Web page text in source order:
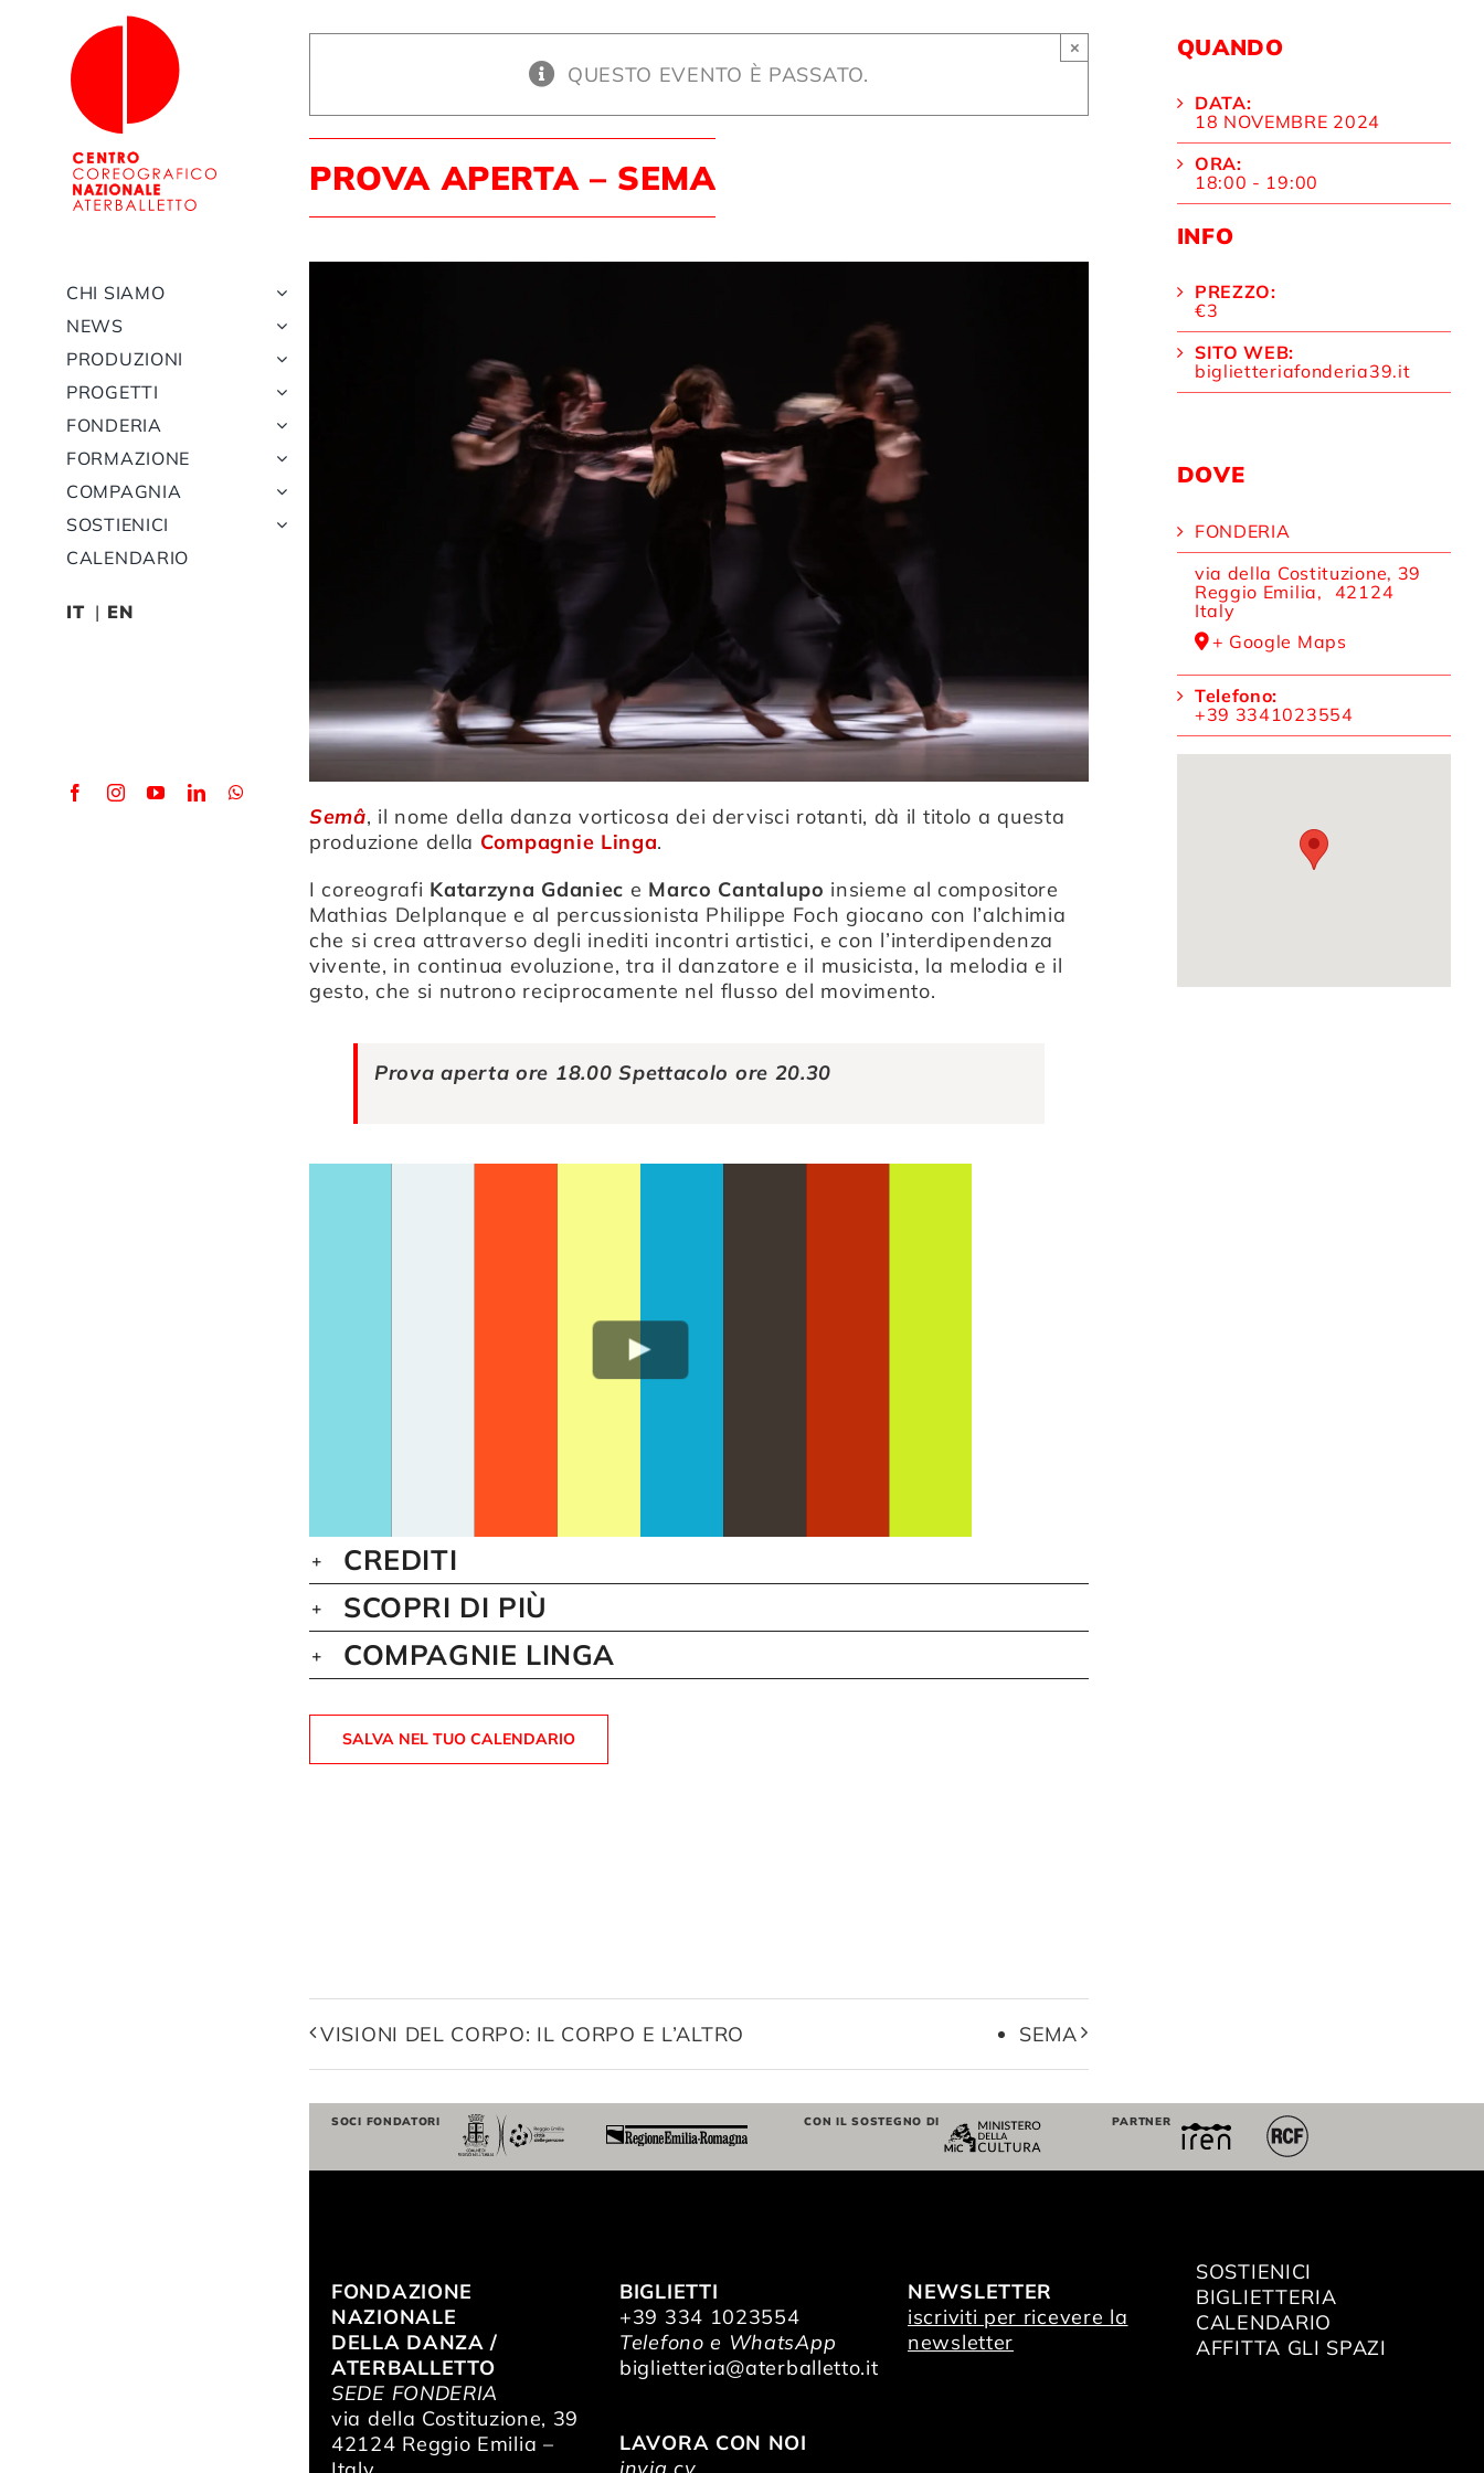
contenuto
CHI SIAMO
NEWS
PRODUZIONI
PROGETTI
FONDERIA
FORMAZIONE
COMPAGNIA
SOSTIENICI
CALENDARIO
IT EN
QUESTO EVENTO È PASSATO.
×
PROVA APERTA – SEMA
Semâ, il nome della danza vorticosa dei dervisci rotanti, dà il titolo a questa
produzione della Compagnie Linga.
I coreografi Katarzyna Gdaniec e Marco Cantalupo insieme al compositore
Mathias Delplanque e al percussionista Philippe Foch giocano con l’alchimia
che si crea attraverso degli inediti incontri artistici, e con l’interdipendenza
vivente, in continua evoluzione, tra il danzatore e il musicista, la melodia e il
gesto, che si nutrono reciprocamente nel flusso del movimento.
Prova aperta ore 18.00 Spettacolo ore 20.30
CREDITI
SCOPRI DI PIÙ
COMPAGNIE LINGA
SALVA NEL TUO CALENDARIO
VISIONI DEL CORPO: IL CORPO E L’ALTRO SEMA
QUANDO
DATA:
18 NOVEMBRE 2024
ORA:
18:00 - 19:00
INFO
PREZZO:
€3
SITO WEB:
biglietteriafonderia39.it
DOVE
FONDERIA
via della Costituzione, 39
Reggio Emilia,
42124
Italy
+ Google Maps
Telefono:
+39 3341023554
SOCI FONDATORI CON IL SOSTEGNO DI PARTNER
FONDAZIONE
NAZIONALE
DELLA DANZA /
ATERBALLETTO
SEDE FONDERIA
via della Costituzione, 39
42124 Reggio Emilia –
BIGLIETTI
+39 334 1023554
Telefono e WhatsApp
biglietteria@aterballetto.it
LAVORA CON NOI
invia cv
NEWSLETTER
iscriviti per ricevere la
newsletter
SOSTIENICI
BIGLIETTERIA
CALENDARIO
AFFITTA GLI SPAZI